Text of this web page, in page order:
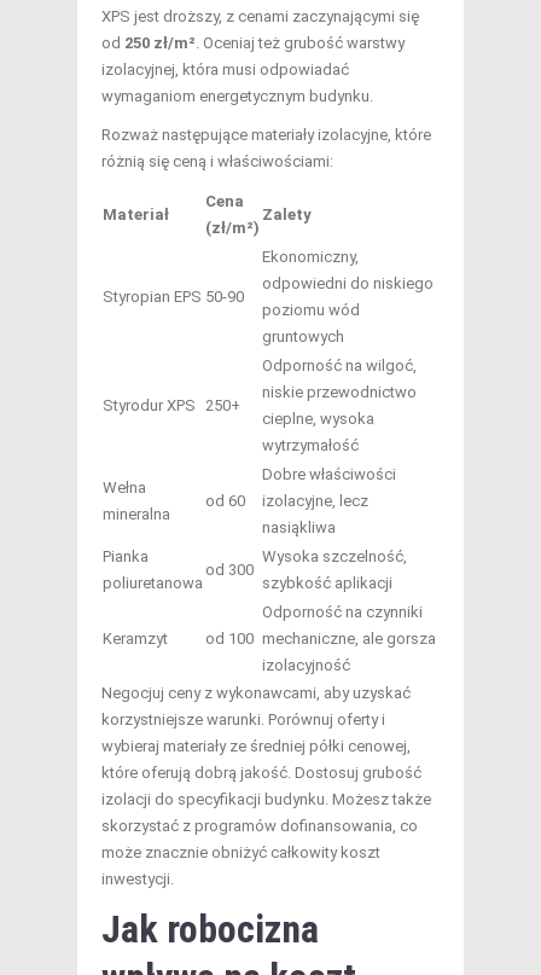
XPS jest droższy, z cenami zaczynającymi się
od 250 zł/m² . Oceniaj też grubość warstwy
izolacyjnej, która musi odpowiadać
wymaganiom energetycznym budynku.
Rozważ następujące materiały izolacyjne, które
różnią się ceną i właściwościami:
Materiał
Cena
(zł/m²)
Zalety
Styropian EPS 50-90
Ekonomiczny,
odpowiedni do niskiego
poziomu wód
gruntowych
Styrodur XPS 250+
Odporność na wilgoć,
niskie przewodnictwo
cieplne, wysoka
wytrzymałość
Wełna
mineralna
od 60
Dobre właściwości
izolacyjne, lecz
nasiąkliwa
Pianka
poliuretanowa
od 300
Wysoka szczelność,
szybkość aplikacji
Keramzyt od 100
Odporność na czynniki
mechaniczne, ale gorsza
izolacyjność
Negocjuj ceny z wykonawcami, aby uzyskać
korzystniejsze warunki. Porównuj oferty i
wybieraj materiały ze średniej półki cenowej,
które oferują dobrą jakość. Dostosuj grubość
izolacji do specyfikacji budynku. Możesz także
skorzystać z programów dofinansowania, co
może znacznie obniżyć całkowity koszt
inwestycji.
Jak robocizna